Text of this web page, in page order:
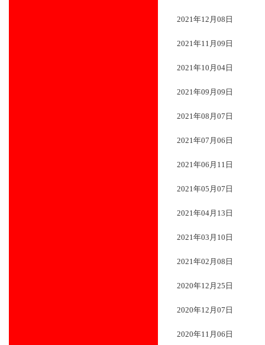
2021年12月08日
2021年11月09日
2021年10月04日
2021年09月09日
2021年08月07日
2021年07月06日
2021年06月11日
2021年05月07日
2021年04月13日
2021年03月10日
2021年02月08日
2020年12月25日
2020年12月07日
2020年11月06日